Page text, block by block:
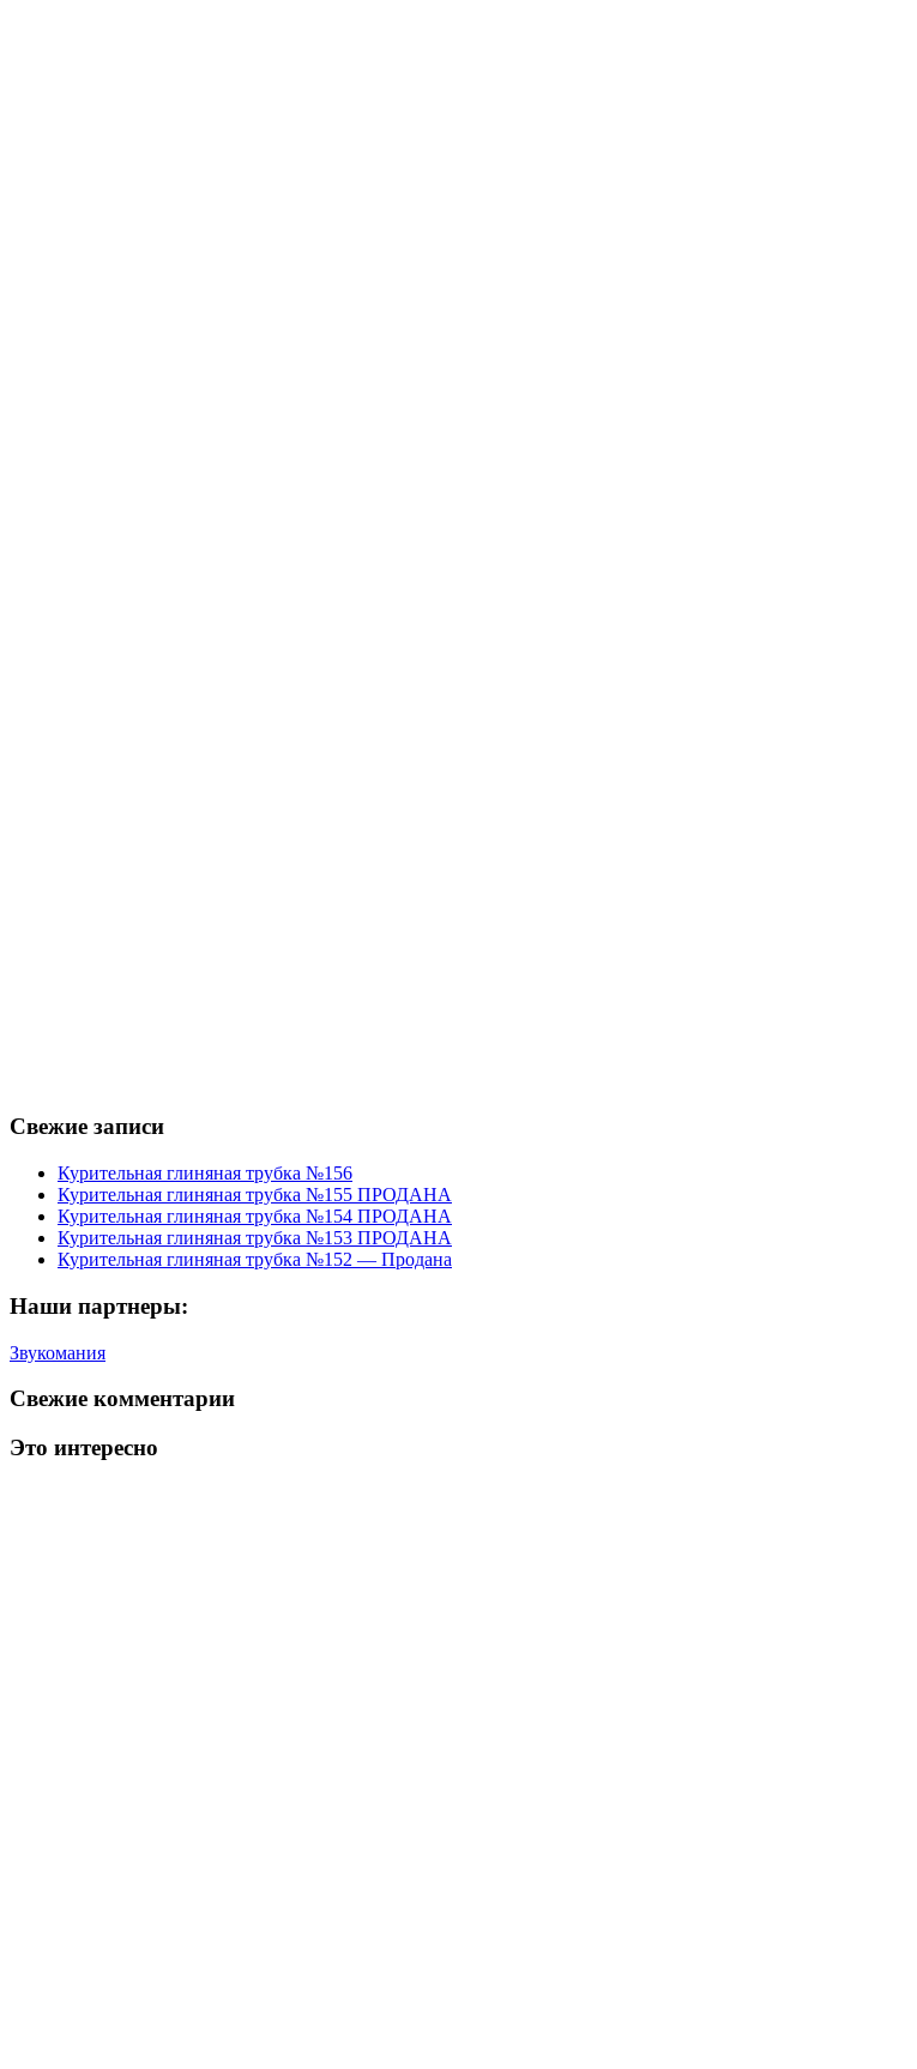
Свежие записи
Курительная глиняная трубка №156
Курительная глиняная трубка №155 ПРОДАНА
Курительная глиняная трубка №154 ПРОДАНА
Курительная глиняная трубка №153 ПРОДАНА
Курительная глиняная трубка №152 — Продана
Наши партнеры:
Звукомания
Свежие комментарии
Это интересно